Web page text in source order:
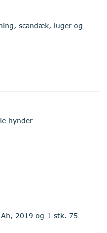
scandæk, luger og
hynder
2019 og 1 stk. 75